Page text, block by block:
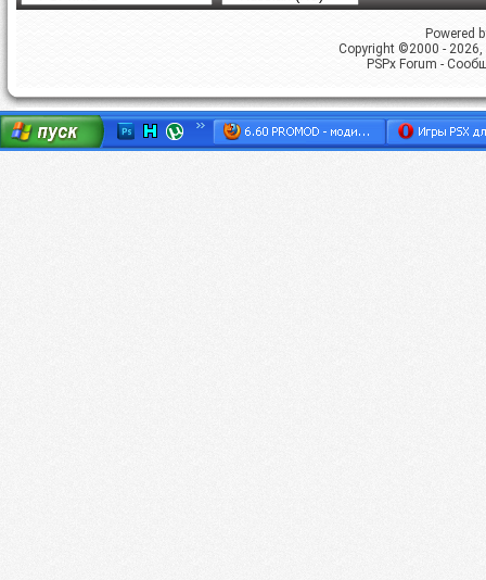
Powered
Copyright ©2000 -
PSPx Forum -